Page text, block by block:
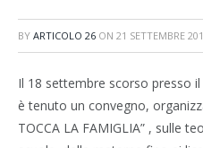
BY ARTICOLO 26 ON 21 SETTEMBRE
Il 18 settembre scorso presso
è tenuto un convegno,
TOCCA LA FAMIGLIA” , sulle